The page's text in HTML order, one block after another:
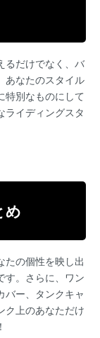
るだけでなく、バ
あなたのスタイル
特別なものにして
ライディングスタ
め
たの個性を映し出
す。さらに、ワン
バー、タンクキャ
ク上のあなただけ